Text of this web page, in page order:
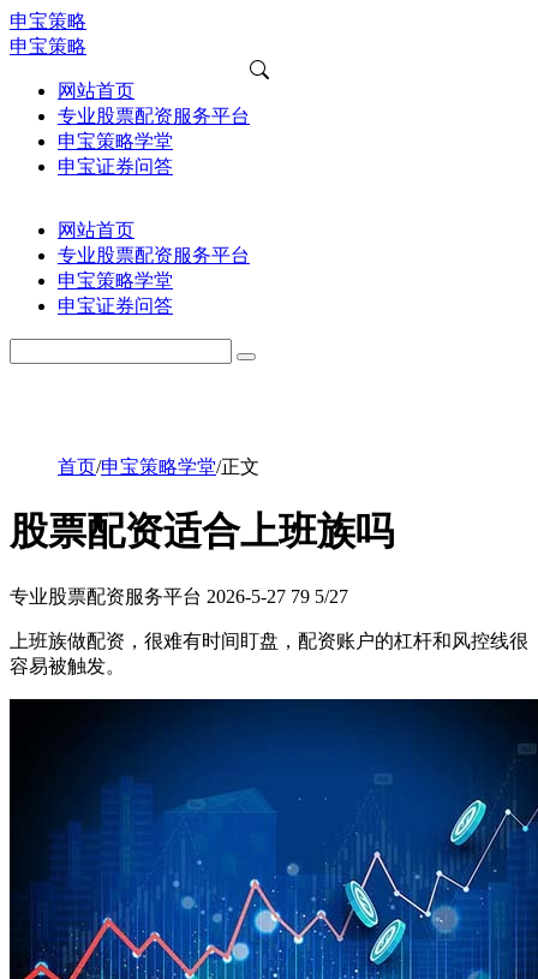
申宝策略
申宝策略
网站首页
专业股票配资服务平台
申宝策略学堂
申宝证券问答
网站首页
专业股票配资服务平台
申宝策略学堂
申宝证券问答
首页/申宝策略学堂/正文
股票配资适合上班族吗
专业股票配资服务平台 2026-5-27 79 5/27
上班族做配资，很难有时间盯盘，配资账户的杠杆和风控线很
容易被触发。